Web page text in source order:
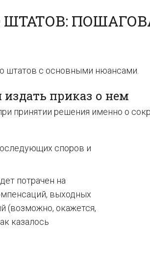
штатов с основными нюансами.
приказ о нем
принятии решения именно о
споров и
потрачен на
выходных
(возможно, окажется,
казалось